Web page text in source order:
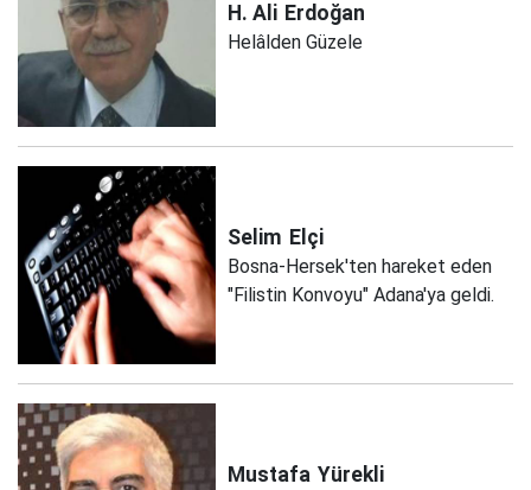
H. Ali Erdoğan
Helâlden Güzele
Selim Elçi
Bosna-Hersek'ten hareket eden
"Filistin Konvoyu" Adana'ya geldi.
Mustafa Yürekli